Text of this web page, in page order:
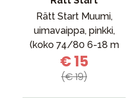
Rätt Start Muumi,
uimavaippa, pinkki,
(koko 74/80 6-18 m
€ 15
(€ 19)